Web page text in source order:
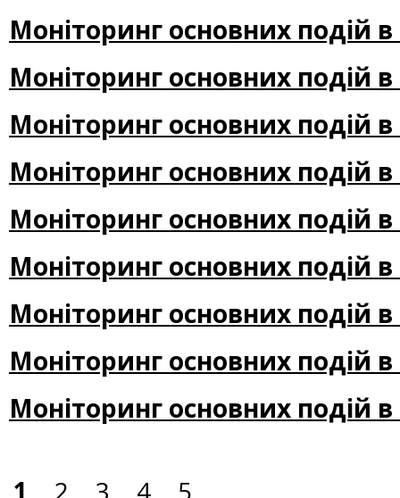
Моніторинг основних подій в
Моніторинг основних подій
Моніторинг основних подій
Моніторинг основних подій в
Моніторинг основних подій
Моніторинг основних подій
Моніторинг основних подій
Моніторинг основних подій
Моніторинг основних подій
1 2 3 4 5